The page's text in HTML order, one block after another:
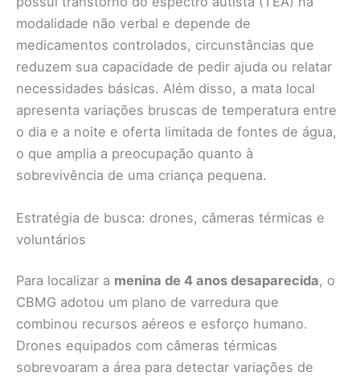
modalidade não verbal e depende de
medicamentos controlados, circunstâncias que
reduzem sua capacidade de pedir ajuda ou relatar
necessidades básicas. Além disso, a mata local
apresenta variações bruscas de temperatura entre
o dia e a noite e oferta limitada de fontes de água,
o que amplia a preocupação quanto à
sobrevivência de uma criança pequena.
Estratégia de busca: drones, câmeras térmicas e
voluntários
Para localizar a menina de 4 anos desaparecida, o
CBMG adotou um plano de varredura que
combinou recursos aéreos e esforço humano.
Drones equipados com câmeras térmicas
sobrevoaram a área para detectar variações de